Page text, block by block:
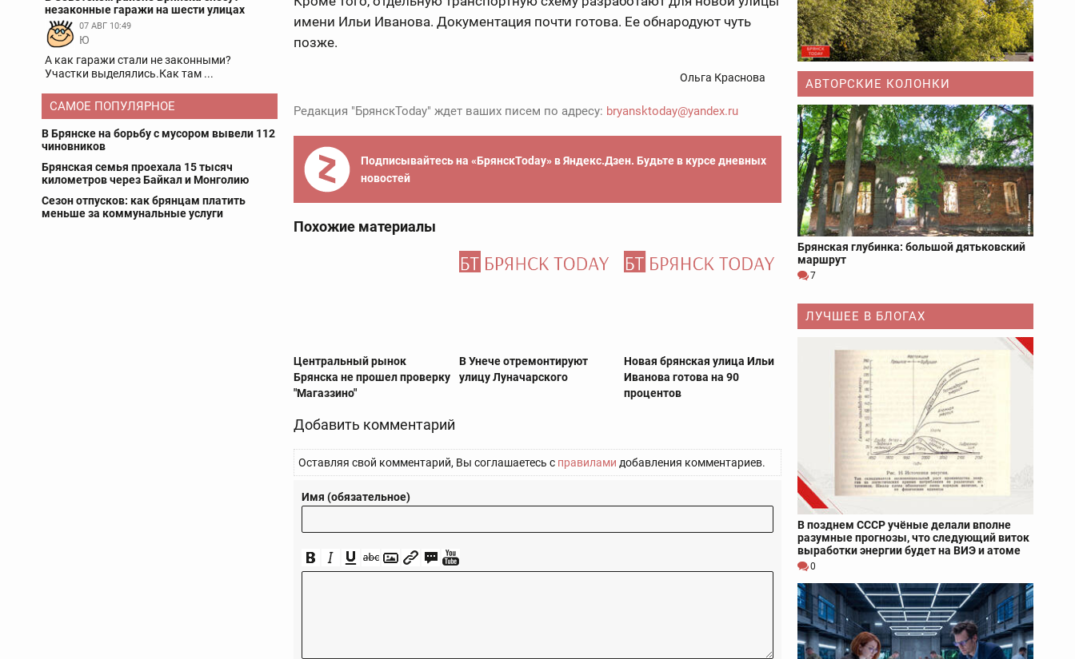
незаконные гаражи на шести улицах
07 АВГ 10:49
Ю
А как гаражи стали не законными?
Участки выделялись.Как там ...
САМОЕ ПОПУЛЯРНОЕ
В Брянске на борьбу с мусором вывели 112
чиновников
Брянская семья проехала 15 тысяч
километров через Байкал и Монголию
Сезон отпусков: как брянцам платить
меньше за коммунальные услуги
имени Ильи Иванова. Документация почти готова. Ее обнародуют чуть
позже.
Ольга Краснова
Редакция "БрянскToday" ждет ваших писем по адресу: bryansktoday@yandex.ru
Подписывайтесь на «БрянскToday» в Яндекс.Дзен. Будьте в курсе дневных
новостей
Похожие материалы
Центральный рынок
Брянска не прошел проверку
"Магаззино"
В Унече отремонтируют
улицу Луначарского
Новая брянская улица Ильи
Иванова готова на 90
процентов
Добавить комментарий
Оставляя свой комментарий, Вы соглашаетесь с правилами добавления комментариев.
Имя (обязательное)
АВТОРСКИЕ КОЛОНКИ
Брянская глубинка: большой дятьковский
маршрут
7
ЛУЧШЕЕ В БЛОГАХ
В позднем СССР учёные делали вполне
разумные прогнозы, что следующий виток
выработки энергии будет на ВИЭ и атоме
0